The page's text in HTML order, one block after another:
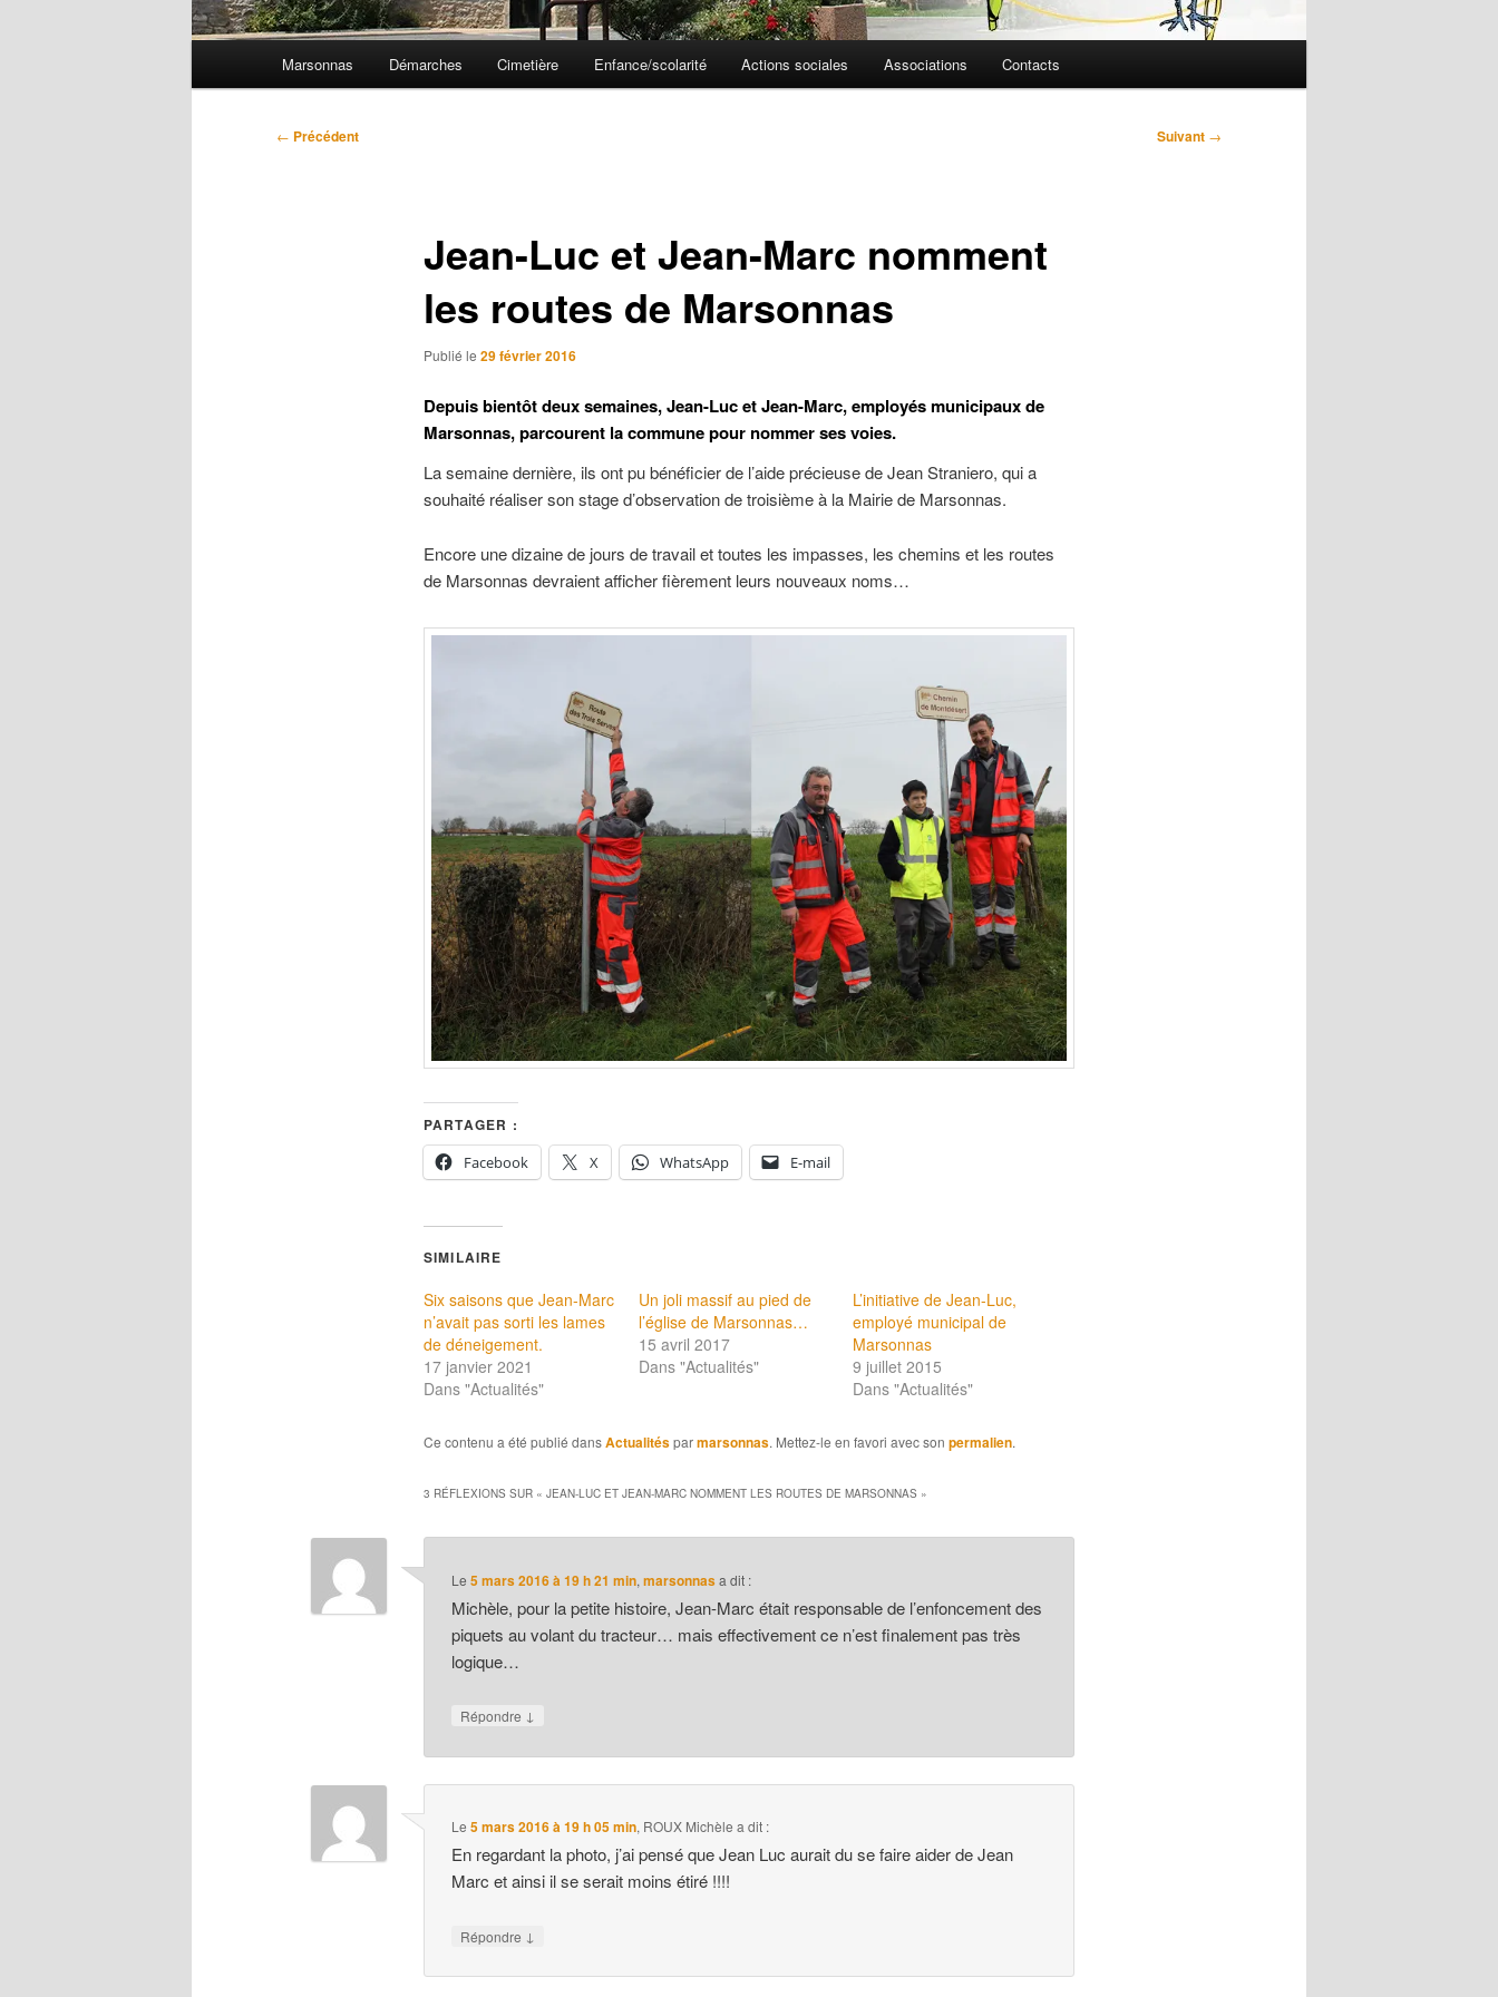
Marsonnas Démarches Cimetière Enfance/scolarité Actions sociales Associations Contacts
Navigation
← Précédent Suivant →
Jean-Luc et Jean-Marc nomment
les routes de Marsonnas
Publié le 29 février 2016
Depuis bientôt deux semaines, Jean-Luc et Jean-Marc, employés municipaux de
Marsonnas, parcourent la commune pour nommer ses voies.
La semaine dernière, ils ont pu bénéficier de l’aide précieuse de Jean Straniero, qui a
souhaité réaliser son stage d’observation de troisième à la Mairie de Marsonnas.
Encore une dizaine de jours de travail et toutes les impasses, les chemins et les routes
de Marsonnas devraient afficher fièrement leurs nouveaux noms…
PARTAGER :
Facebook
X WhatsApp E-mail
SIMILAIRE
Six saisons que Jean-Marc
n’avait pas sorti les lames
de déneigement.
17 janvier 2021
Dans "Actualités"
Un joli massif au pied de
l’église de Marsonnas…
15 avril 2017
Dans "Actualités"
L’initiative de Jean-Luc,
employé municipal de
Marsonnas
9 juillet 2015
Dans "Actualités"
Ce contenu a été publié dansActualitésparmarsonnas. Mettez-le en favori avec son permalien.
3 RÉFLEXIONS SUR « JEAN-LUC ET JEAN-MARC NOMMENT LES ROUTES DE MARSONNAS»
Le5 mars 2016 à 19 h 21 min,marsonnasa dit :
Michèle, pour la petite histoire, Jean-Marc était responsable de l’enfoncement des
piquets au volant du tracteur… mais effectivement ce n’est finalement pas très
logique…
Répondre ↓
Le5 mars 2016 à 19 h 05 min, ROUX Michèle a dit :
En regardant la photo, j’ai pensé que Jean Luc aurait du se faire aider de Jean
Marc et ainsi il se serait moins étiré !!!!
Répondre ↓